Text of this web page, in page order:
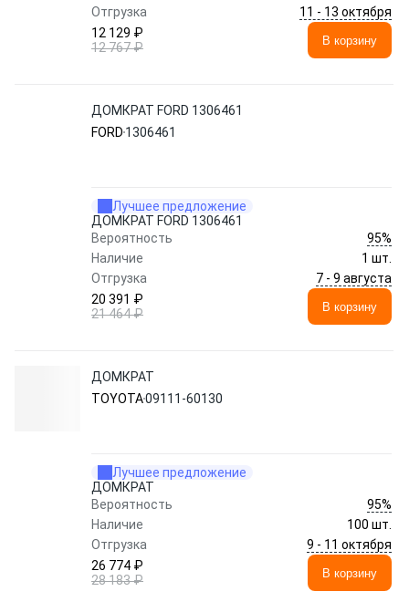
Отгрузка
11 - 13 октября
12 129 ₽
12 767 ₽
В корзину
ДОМКРАТ FORD 1306461
FORD 1306461
Лучшее предложение
ДОМКРАТ FORD 1306461
Вероятность
95%
Наличие
1 шт.
Отгрузка
7 - 9 августа
20 391 ₽
21 464 ₽
В корзину
ДОМКРАТ
TOYOTA09111-60130
Лучшее предложение
ДОМКРАТ
Вероятность
95%
Наличие
100 шт.
Отгрузка
9 - 11 октября
26 774 ₽
28 183 ₽
В корзину